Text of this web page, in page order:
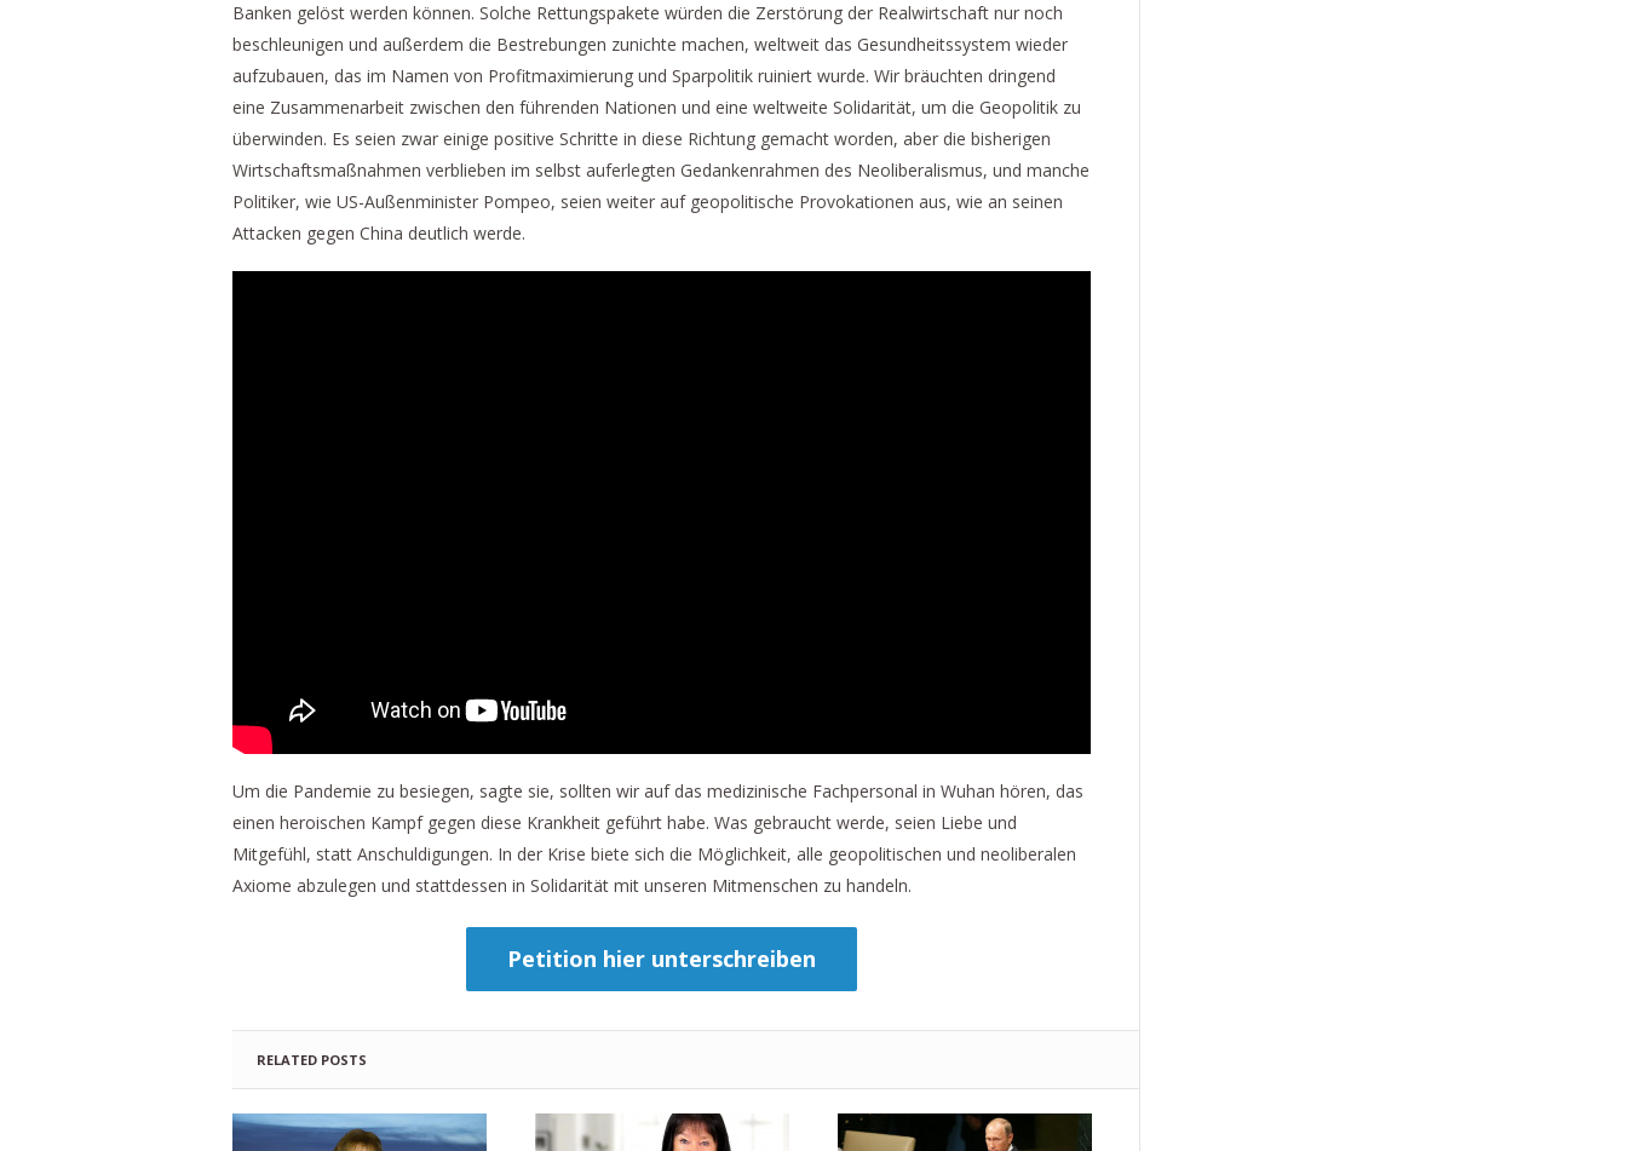
Banken gelöst werden können. Solche Rettungspakete würden die Zerstörung der Realwirtschaft nur noch
beschleunigen und außerdem die Bestrebungen zunichte machen, weltweit das Gesundheitssystem wieder
aufzubauen, das im Namen von Profitmaximierung und Sparpolitik ruiniert wurde. Wir bräuchten dringend
eine Zusammenarbeit zwischen den führenden Nationen und eine weltweite Solidarität, um die Geopolitik zu
überwinden. Es seien zwar einige positive Schritte in diese Richtung gemacht worden, aber die bisherigen
Wirtschaftsmaßnahmen verblieben im selbst auferlegten Gedankenrahmen des Neoliberalismus, und manche
Politiker, wie US-Außenminister Pompeo, seien weiter auf geopolitische Provokationen aus, wie an seinen
Attacken gegen China deutlich werde.
Um die Pandemie zu besiegen, sagte sie, sollten wir auf das medizinische Fachpersonal in Wuhan hören, das
einen heroischen Kampf gegen diese Krankheit geführt habe. Was gebraucht werde, seien Liebe und
Mitgefühl, statt Anschuldigungen. In der Krise biete sich die Möglichkeit, alle geopolitischen und neoliberalen
Axiome abzulegen und stattdessen in Solidarität mit unseren Mitmenschen zu handeln.
Petition hier unterschreiben
RELATED POSTS